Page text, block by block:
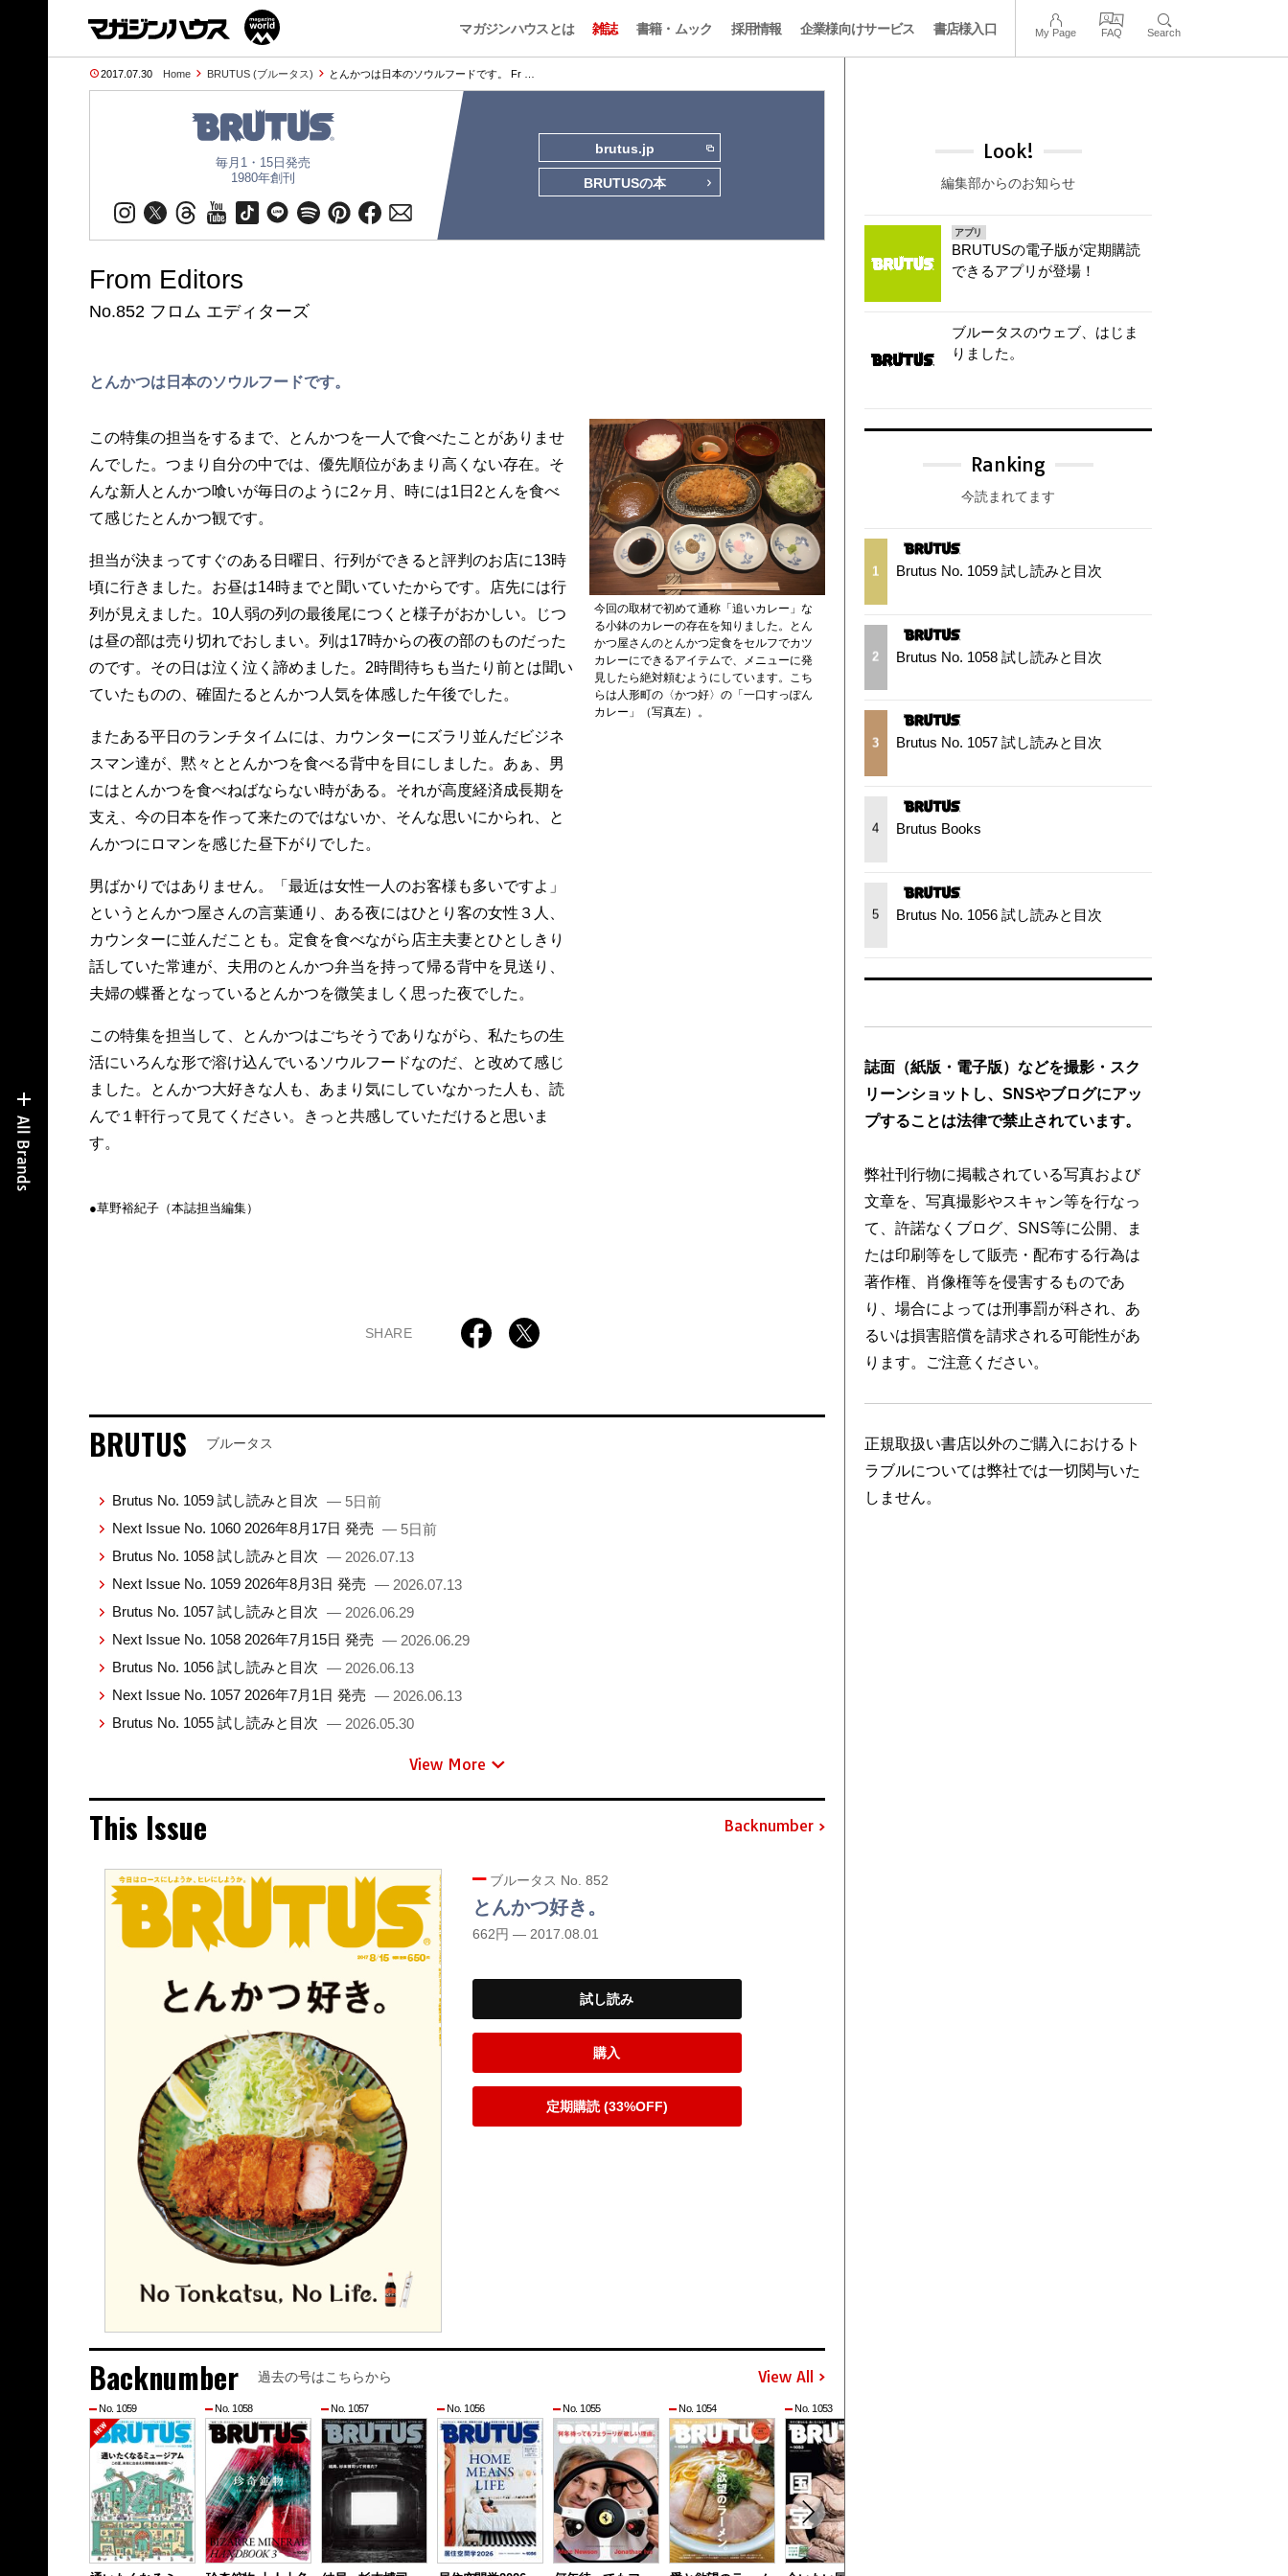
マガジンハウスとは 雑誌 書籍・ムック 採用情報 企業様向けサービス 書店様入口 My Page FAQ Search
2017.07.30 Home BRUTUS (ブルータス) とんかつは日本のソウルフードです。 Fr …
毎月1・15日発売
1980年創刊
brutus.jp
BRUTUSの本
From Editors
No.852 フロム エディターズ
とんかつは日本のソウルフードです。
この特集の担当をするまで、とんかつを一人で食べたことがありませ
んでした。つまり自分の中では、優先順位があまり高くない存在。そ
んな新人とんかつ喰いが毎日のように2ヶ月、時には1日2とんを食べ
て感じたとんかつ観です。
担当が決まってすぐのある日曜日、行列ができると評判のお店に13時
頃に行きました。お昼は14時までと聞いていたからです。店先には行
列が見えました。10人弱の列の最後尾につくと様子がおかしい。じつ
は昼の部は売り切れでおしまい。列は17時からの夜の部のものだった
のです。その日は泣く泣く諦めました。2時間待ちも当たり前とは聞い
ていたものの、確固たるとんかつ人気を体感した午後でした。
またある平日のランチタイムには、カウンターにズラリ並んだビジネ
スマン達が、黙々ととんかつを食べる背中を目にしました。あぁ、男
にはとんかつを食べねばならない時がある。それが高度経済成長期を
支え、今の日本を作って来たのではないか、そんな思いにかられ、と
んかつにロマンを感じた昼下がりでした。
男ばかりではありません。「最近は女性一人のお客様も多いですよ」
というとんかつ屋さんの言葉通り、ある夜にはひとり客の女性３人、
カウンターに並んだことも。定食を食べながら店主夫妻とひとしきり
話していた常連が、夫用のとんかつ弁当を持って帰る背中を見送り、
夫婦の蝶番となっているとんかつを微笑ましく思った夜でした。
この特集を担当して、とんかつはごちそうでありながら、私たちの生
活にいろんな形で溶け込んでいるソウルフードなのだ、と改めて感じ
ました。とんかつ大好きな人も、あまり気にしていなかった人も、読
んで１軒行って見てください。きっと共感していただけると思いま
す。
●︎︎︎草野裕紀子（本誌担当編集）
今回の取材で初めて通称「追いカレー」な
る小鉢のカレーの存在を知りました。とん
かつ屋さんのとんかつ定食をセルフでカツ
カレーにできるアイテムで、メニューに発
見したら絶対頼むようにしています。こち
らは人形町の〈かつ好〉の「一口すっぽん
カレー」（写真左）。
SHARE
BRUTUS ブルータス
Brutus No. 1059 試し読みと目次 — 5日前
Next Issue No. 1060 2026年8月17日 発売 — 5日前
Brutus No. 1058 試し読みと目次 — 2026.07.13
Next Issue No. 1059 2026年8月3日 発売 — 2026.07.13
Brutus No. 1057 試し読みと目次 — 2026.06.29
Next Issue No. 1058 2026年7月15日 発売 — 2026.06.29
Brutus No. 1056 試し読みと目次 — 2026.06.13
Next Issue No. 1057 2026年7月1日 発売 — 2026.06.13
Brutus No. 1055 試し読みと目次 — 2026.05.30
View More
This Issue Backnumber
ブルータス No. 852
とんかつ好き。
662円 — 2017.08.01
試し読み
購入
定期購読 (33%OFF)
Backnumber 過去の号はこちらから View All
No. 1059 No. 1058 No. 1057 No. 1056 No. 1055 No. 1054 No. 1053
Look!
編集部からのお知らせ
アプリ
BRUTUSの電子版が定期購読
できるアプリが登場！
ブルータスのウェブ、はじま
りました。
Ranking
今読まれてます
1 Brutus No. 1059 試し読みと目次
2 Brutus No. 1058 試し読みと目次
3 Brutus No. 1057 試し読みと目次
4 Brutus Books
5 Brutus No. 1056 試し読みと目次
誌面（紙版・電子版）などを撮影・スク
リーンショットし、SNSやブログにアッ
プすることは法律で禁止されています。
弊社刊行物に掲載されている写真および
文章を、写真撮影やスキャン等を行なっ
て、許諾なくブログ、SNS等に公開、ま
たは印刷等をして販売・配布する行為は
著作権、肖像権等を侵害するものであ
り、場合によっては刑事罰が科され、あ
るいは損害賠償を請求される可能性があ
ります。ご注意ください。
正規取扱い書店以外のご購入におけるト
ラブルについては弊社では一切関与いた
しません。